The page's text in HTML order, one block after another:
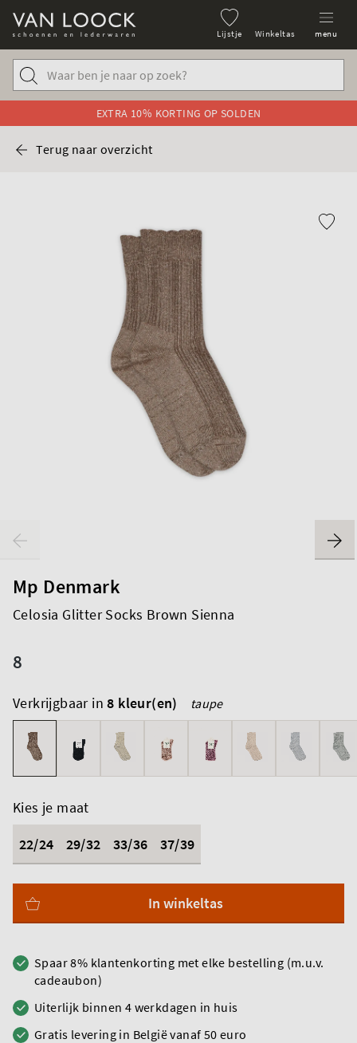
Lijstje Winkeltas menu
EXTRA 10% KORTING OP SOLDEN
Terug naar overzicht
Mp Denmark
Celosia Glitter Socks Brown Sienna
8
Verkrijgbaar in8 kleur(en) taupe
Kies je maat
22/24
29/32 33/36 37/39
In winkeltas
Spaar 8% klantenkorting met elke bestelling (m.u.v.
cadeaubon)
Uiterlijk binnen 4 werkdagen in huis
Gratis levering in België vanaf 50 euro